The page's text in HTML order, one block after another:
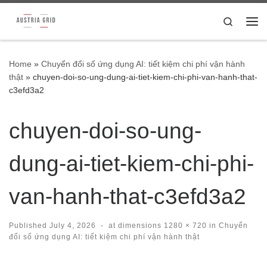
Skip to content
Search
Home » Chuyển đổi số ứng dụng AI: tiết kiệm chi phí vận hành
thật » chuyen-doi-so-ung-dung-ai-tiet-kiem-chi-phi-van-hanh-that-
c3efd3a2
chuyen-doi-so-ung-
dung-ai-tiet-kiem-chi-phi-
van-hanh-that-c3efd3a2
Published July 4, 2026 - at dimensions 1280 × 720 in Chuyển
đổi số ứng dụng AI: tiết kiệm chi phí vận hành thật